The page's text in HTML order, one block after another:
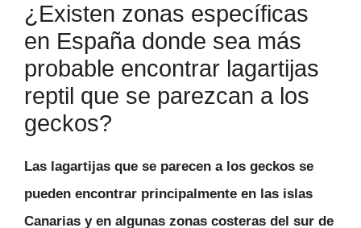
¿Existen zonas específicas
en España donde sea más
probable encontrar lagartijas
reptil que se parezcan a los
geckos?
Las lagartijas que se parecen a los geckos se
pueden encontrar principalmente en las islas
Canarias y en algunas zonas costeras del sur de